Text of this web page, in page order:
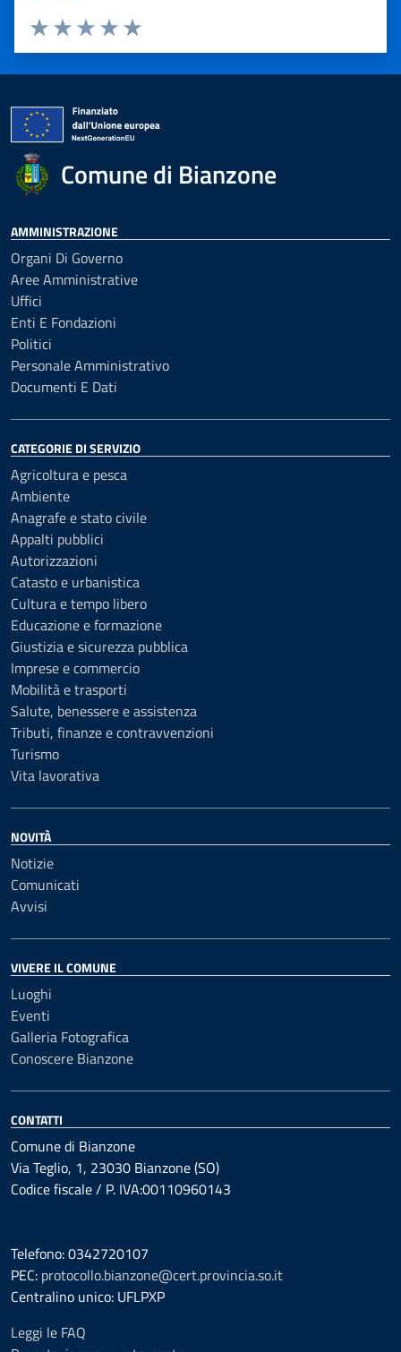
Valuta 5 stelle su 5
Valuta 4 stelle su 5
Valuta 3 stelle su 5
Valuta 2 stelle su 5
Valuta 1 stelle su 5
Comune di Bianzone
AMMINISTRAZIONE
Organi Di Governo
Aree Amministrative
Uffici
Enti E Fondazioni
Politici
Personale Amministrativo
Documenti E Dati
CATEGORIE DI SERVIZIO
Agricoltura e pesca
Ambiente
Anagrafe e stato civile
Appalti pubblici
Autorizzazioni
Catasto e urbanistica
Cultura e tempo libero
Educazione e formazione
Giustizia e sicurezza pubblica
Imprese e commercio
Mobilità e trasporti
Salute, benessere e assistenza
Tributi, finanze e contravvenzioni
Turismo
Vita lavorativa
NOVITÀ
Notizie
Comunicati
Avvisi
VIVERE IL COMUNE
Luoghi
Eventi
Galleria Fotografica
Conoscere Bianzone
CONTATTI
Comune di Bianzone
Via Teglio, 1, 23030 Bianzone (SO)
Codice fiscale / P. IVA:00110960143
Telefono: 0342720107
PEC: protocollo.bianzone@cert.provincia.so.it
Centralino unico: UFLPXP
Leggi le FAQ